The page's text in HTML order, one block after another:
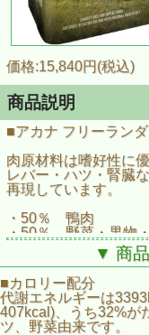
価格:15,840円(税込)
商品説明
■アカナ フリーラン
肉原材料は嗜好性に
レバー・ハツ・腎臓
再現しています。
・50％ 鴨肉
・50％ 野菜・果物
・0％ 穀類・ジャ
▼ 商
■カロリー配分
代謝エネルギーは
407kcal)、うち32%が
ツ、野菜由来です。